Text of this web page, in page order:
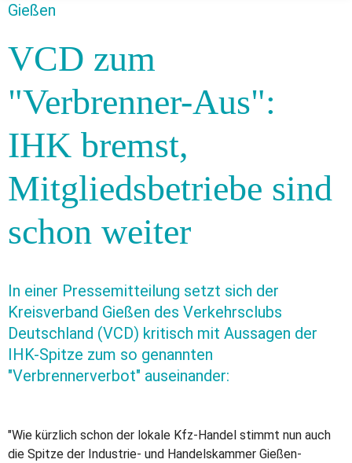
Gießen
VCD zum
"Verbrenner-Aus":
IHK bremst,
Mitgliedsbetriebe sind
schon weiter
In einer Pressemitteilung setzt sich der
Kreisverband Gießen des Verkehrsclubs
Deutschland (VCD) kritisch mit Aussagen der
IHK-Spitze zum so genannten
"Verbrennerverbot" auseinander:
"Wie kürzlich schon der lokale Kfz-Handel stimmt nun auch
die Spitze der Industrie- und Handelskammer Gießen-